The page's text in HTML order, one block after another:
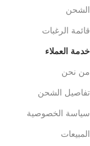
الشحن
قائمة الرغبات
خدمة العملاء
من نحن
تفاصيل الشحن
سياسة الخصوصية
المبيعات